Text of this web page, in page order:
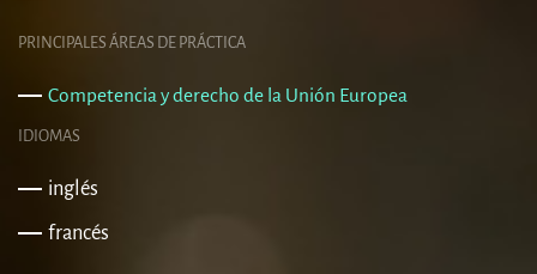
PRINCIPALES ÁREAS DE PRÁCTICA
Competencia y derecho de la Unión Europea
IDIOMAS
inglés
francés